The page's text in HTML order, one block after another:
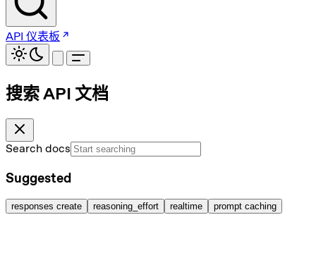
API 仪表板
搜索 API 文档
Search docs
Suggested
responses create reasoning_effort realtime prompt caching